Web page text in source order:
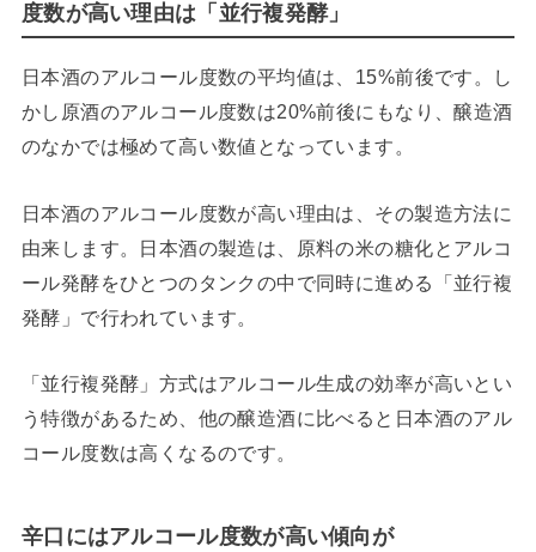
度数が高い理由は「並行複発酵」
日本酒のアルコール度数の平均値は、15%前後です。し
かし原酒のアルコール度数は20%前後にもなり、醸造酒
のなかでは極めて高い数値となっています。
日本酒のアルコール度数が高い理由は、その製造方法に
由来します。日本酒の製造は、原料の米の糖化とアルコ
ール発酵をひとつのタンクの中で同時に進める「並行複
発酵」で行われています。
「並行複発酵」方式はアルコール生成の効率が高いとい
う特徴があるため、他の醸造酒に比べると日本酒のアル
コール度数は高くなるのです。
辛口にはアルコール度数が高い傾向が